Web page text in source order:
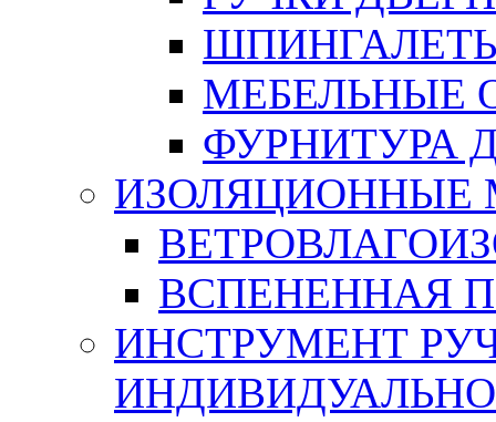
МЕБЕЛЬНЫЕ
ФУРНИТУРА
ИЗОЛЯЦИОННЫЕ
ВСПЕНЕННАЯ
ИНСТРУМЕНТ